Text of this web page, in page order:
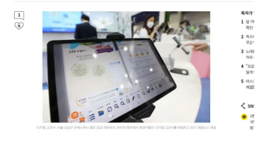
CHILD
MENU
제품리뷰
EXPAND
CHILD
MENU